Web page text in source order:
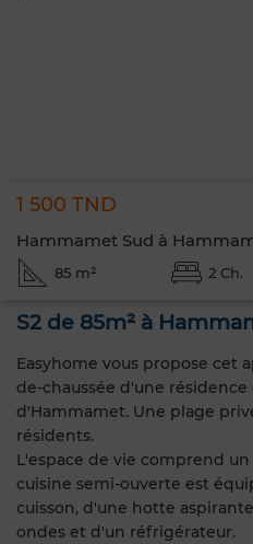
1 500 TND
Hammamet Sud à
85 m² 2 Ch.
S2 de 85m² à
Easyhome vous propose cet
de-chaussée d'une résidence
d'Hammamet. Une plage
résidents.
L'espace de vie comprend
cuisine semi-ouverte est
cuisson, d'une hotte
ondes et d'un réfrigérateur.